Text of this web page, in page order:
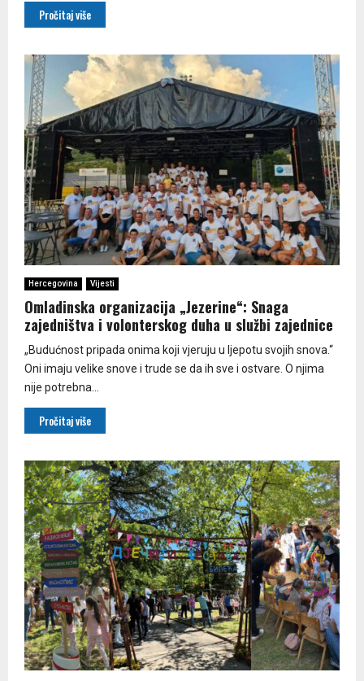
Pročitaj više
Hercegovina Vijesti
Omladinska organizacija „Jezerine“: Snaga
zajedništva i volonterskog duha u službi zajednice
„Budućnost pripada onima koji vjeruju u ljepotu svojih snova.“
Oni imaju velike snove i trude se da ih sve i ostvare. O njima
nije potrebna...
Pročitaj više